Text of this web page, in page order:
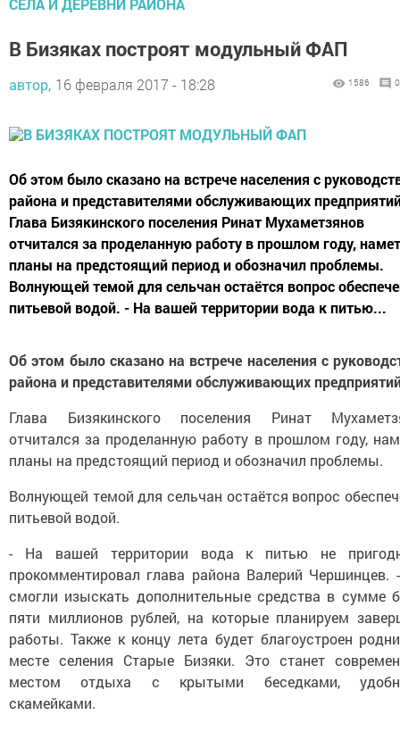
СЁЛА И ДЕРЕВНИ РАЙОНА
В Бизяках построят модульный ФАП
автор, 16 февраля 2017 - 18:28 1586 0
Об этом было сказано на встрече населения с
района и представителями обслуживающих
Глава Бизякинского поселения Ринат Мухаметзянов
отчитался за проделанную работу в прошлом году,
планы на предстоящий период и обозначил проблемы.
Волнующей темой для сельчан остаётся вопрос
питьевой водой. - На вашей территории вода к питью...
Об этом было сказано на встрече населения с
района и представителями обслуживающих
Глава Бизякинского поселения Ринат
отчитался за проделанную работу в прошлом году,
планы на предстоящий период и обозначил проблемы.
Волнующей темой для сельчан остаётся вопрос
питьевой водой.
- На вашей территории вода к питью не
прокомментировал глава района Валерий
смогли изыскать дополнительные средства в сумме
пяти миллионов рублей, на которые планируем
работы. Также к концу лета будет благоустроен
месте селения Старые Бизяки. Это станет
местом отдыха с крытыми беседками,
скамейками.